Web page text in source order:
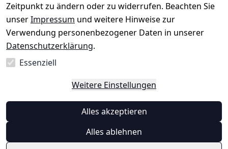
Zeitpunkt zu ändern oder zu widerrufen. Beachten Sie
unserImpressum und weitere Hinweise zur
Verwendung personenbezogener Daten in unserer
Datenschutzerklärung.
Essenziell
Weitere Einstellungen
Alles akzeptieren
Alles ablehnen
Blog und
Wissensdaten
bank